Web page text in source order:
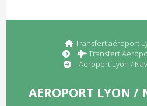
Transfert aéroport
Transfert
Aeroport Lyon /
AEROPORT LYON /